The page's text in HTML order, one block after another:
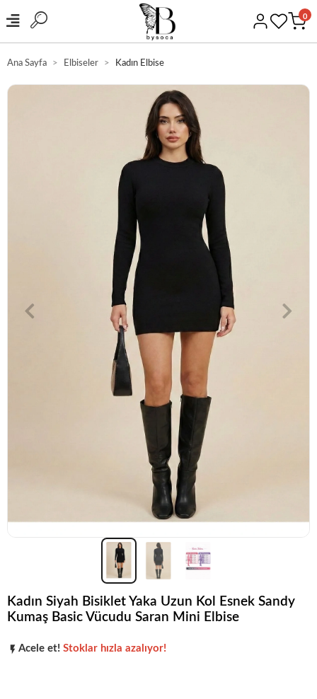
0
GÜVENLİ ALIŞVERİŞ
Ana Sayfa Elbiseler Kadın Elbise
Kadın Siyah Bisiklet Yaka Uzun Kol Esnek Sandy
Kumaş Basic Vücudu Saran Mini Elbise
Popüler seçim!Gardırobunuz için harika bir tercih.
Acele et! Stoklar hızla azalıyor!